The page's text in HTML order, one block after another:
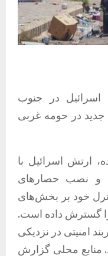
اسرائیل در جنوب
در حومه غربی
ارتش اسرائیل با
و نصب حصارهای
خود بر بخش‌های
گسترش داده است.
امنیتی در نزدیکی
منابع محلی گزارش